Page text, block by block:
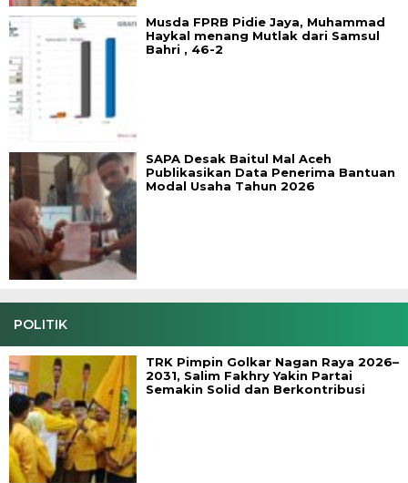
Musda FPRB Pidie Jaya, Muhammad
Haykal menang Mutlak dari Samsul
Bahri , 46-2
SAPA Desak Baitul Mal Aceh
Publikasikan Data Penerima Bantuan
Modal Usaha Tahun 2026
POLITIK
TRK Pimpin Golkar Nagan Raya 2026–
2031, Salim Fakhry Yakin Partai
Semakin Solid dan Berkontribusi